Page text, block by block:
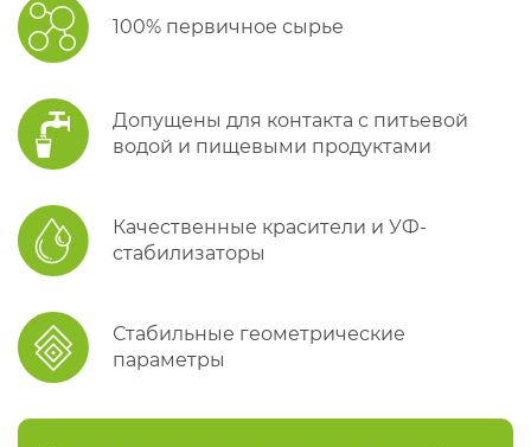
100% первичное сырье
Допущены для контакта с питьевой
водой и пищевыми продуктами
Качественные красители и УФ-
стабилизаторы
Стабильные геометрические
параметры